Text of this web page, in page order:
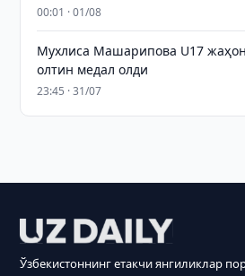
00:01 · 01/08
Мухлиса Машарипова U17
олтин медал олди
23:45 · 31/07
Ўзбекистоннинг етакчи янгиликлар